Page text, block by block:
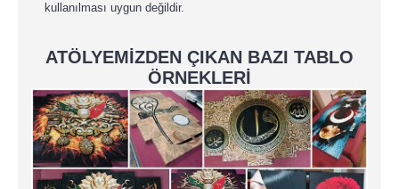
kullanılması uygun değildir.
ATÖLYEMİZDEN ÇIKAN BAZI TABLO
ÖRNEKLERİ